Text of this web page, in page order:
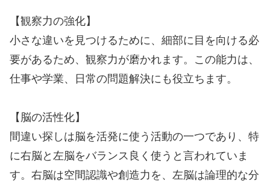
【観察力の強化】
小さな違いを見つけるために、細部に目を向ける必
要があるため、観察力が磨かれます。この能力は、
仕事や学業、日常の問題解決にも役立ちます。
【脳の活性化】
間違い探しは脳を活発に使う活動の一つであり、特
に右脳と左脳をバランス良く使うと言われていま
す。右脳は空間認識や創造力を、左脳は論理的な分